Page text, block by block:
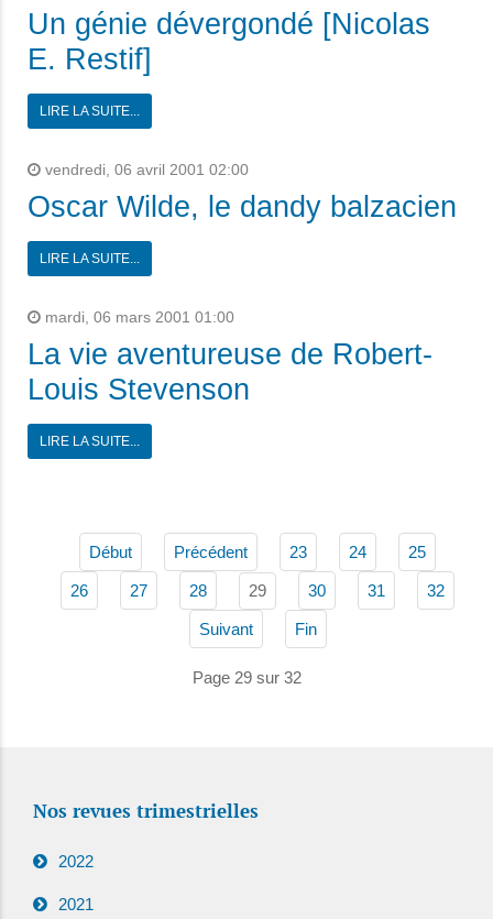
Un génie dévergondé [Nicolas
E. Restif]
LIRE LA SUITE...
vendredi, 06 avril 2001 02:00
Oscar Wilde, le dandy balzacien
LIRE LA SUITE...
mardi, 06 mars 2001 01:00
La vie aventureuse de Robert-
Louis Stevenson
LIRE LA SUITE...
Début Précédent 23 24 25
26 27 28 29 30 31 32
Suivant Fin
Page 29 sur 32
Nos revues trimestrielles
2022
2021